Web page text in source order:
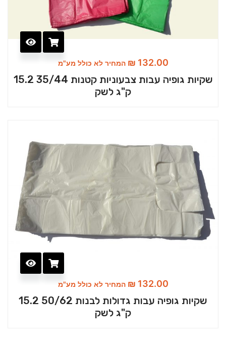
₪ 132.00 המחיר לא כולל מע"מ
שקיות גופיה עבות צבעוניות קטנות 35/44 15.2
ק"ג לשק
₪ 132.00 המחיר לא כולל מע"מ
שקיות גופיה עבות גדולות לבנות 50/62 15.2
ק"ג לשק